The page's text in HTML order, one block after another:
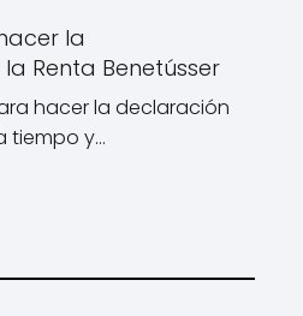
la
Renta Benetússer
hacer la declaración
tiempo y…